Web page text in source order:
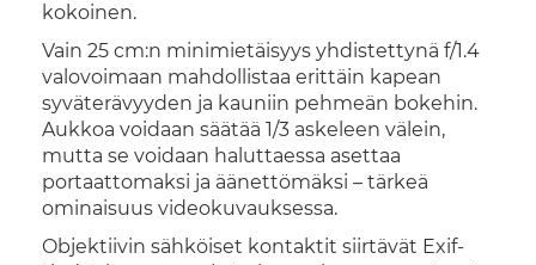
kokoinen.
Vain 25 cm:n minimietäisyys yhdistettynä f/1.4
valovoimaan mahdollistaa erittäin kapean
syväterävyyden ja kauniin pehmeän bokehin.
Aukkoa voidaan säätää 1/3 askeleen välein,
mutta se voidaan haluttaessa asettaa
portaattomaksi ja äänettömäksi – tärkeä
ominaisuus videokuvauksessa.
Objektiivin sähköiset kontaktit siirtävät Exif-